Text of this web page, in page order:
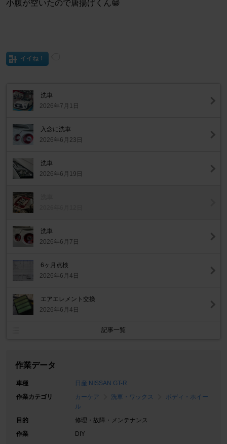
小腹が空いたので唐揚げくん😁
イイね！
洗車
2026年7月1日
入念に洗車
2026年6月23日
洗車
2026年6月19日
洗車
2026年6月7日
6ヶ月点検
2026年6月4日
エアエレメント交換
2026年6月4日
記事一覧
作業データ
車種
日産 NISSAN GT-R
作業カテゴリ
カーケア 洗車・ワックス
ボディ・ホイー
ル
目的
修理・故障・メンテナンス
作業
DIY